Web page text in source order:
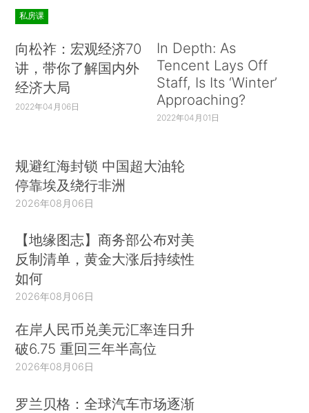
私房课
向松祚：宏观经济70
讲，带你了解国内外
经济大局
2022年04月06日
In Depth: As
Tencent Lays Off
Staff, Is Its ‘Winter’
Approaching?
2022年04月01日
规避红海封锁 中国超大油轮
停靠埃及绕行非洲
2026年08月06日
【地缘图志】商务部公布对美
反制清单，黄金大涨后持续性
如何
2026年08月06日
在岸人民币兑美元汇率连日升
破6.75 重回三年半高位
2026年08月06日
罗兰贝格：全球汽车市场逐渐